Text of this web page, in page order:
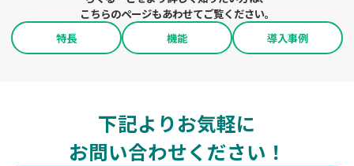
こちらのページもあわせてご覧ください。
特長
機能 導入事例
下記よりお気軽に
お問い合わせください！